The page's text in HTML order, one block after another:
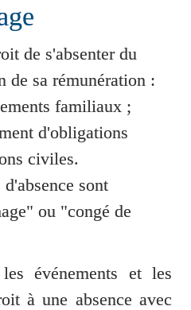
de s'absenter du
de sa rémunération :
familiaux ;
d'obligations
civiles.
sont
ou "congé de
événements et les
à une absence avec